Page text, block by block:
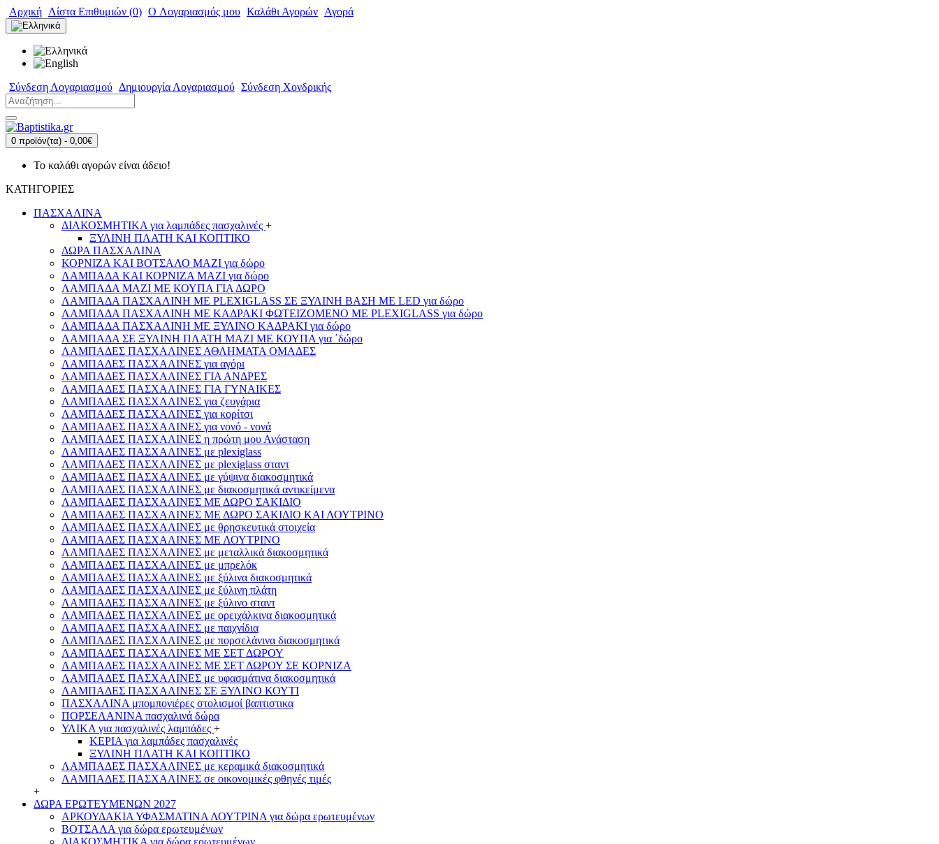
Αρχική Λίστα Επιθυμιών (0) O Λογαριασμός μου Καλάθι Αγορών Αγορά
Σύνδεση Λογαριασμού Δημιουργία Λογαριασμού Σύνδεση Χονδρικής
0 προϊόν(τα) - 0,00€
Το καλάθι αγορών είναι άδειο!
ΚΑΤΗΓΟΡΙΕΣ
ΠΑΣΧΑΛΙΝΑ
ΔΙΑΚΟΣΜΗΤΙΚΑ για λαμπάδες πασχαλινές +
ΞΥΛΙΝΗ ΠΛΑΤΗ ΚΑΙ ΚΟΠΤΙΚΟ
ΔΩΡΑ ΠΑΣΧΑΛΙΝΑ
ΚΟΡΝΙΖΑ ΚΑΙ ΒΟΤΣΑΛΟ ΜΑΖΙ για δώρο
ΛΑΜΠΑΔΑ ΚΑΙ ΚΟΡΝΙΖΑ ΜΑΖΙ για δώρο
ΛΑΜΠΑΔΑ ΜΑΖΙ ΜΕ ΚΟΥΠΑ ΓΙΑ ΔΩΡΟ
ΛΑΜΠΑΔΑ ΠΑΣΧΑΛΙΝΗ ΜΕ PLEXIGLASS ΣΕ ΞΥΛΙΝΗ ΒΑΣΗ ΜΕ LED για δώρο
ΛΑΜΠΑΔΑ ΠΑΣΧΑΛΙΝΗ ΜΕ ΚΑΔΡΑΚΙ ΦΩΤΕΙΖΟΜΕΝΟ ΜΕ PLEXIGLASS για δώρο
ΛΑΜΠΑΔΑ ΠΑΣΧΑΛΙΝΗ ΜΕ ΞΥΛΙΝΟ ΚΑΔΡΑΚΙ για δώρο
ΛΑΜΠΑΔΑ ΣΕ ΞΥΛΙΝΗ ΠΛΑΤΗ ΜΑΖΙ ΜΕ ΚΟΥΠΑ για ΄δώρο
ΛΑΜΠΑΔΕΣ ΠΑΣΧΑΛΙΝΕΣ ΑΘΛΗΜΑΤΑ ΟΜΑΔΕΣ
ΛΑΜΠΑΔΕΣ ΠΑΣΧΑΛΙΝΕΣ για αγόρι
ΛΑΜΠΑΔΕΣ ΠΑΣΧΑΛΙΝΕΣ ΓΙΑ ΑΝΔΡΕΣ
ΛΑΜΠΑΔΕΣ ΠΑΣΧΑΛΙΝΕΣ ΓΙΑ ΓΥΝΑΙΚΕΣ
ΛΑΜΠΑΔΕΣ ΠΑΣΧΑΛΙΝΕΣ για ζευγάρια
ΛΑΜΠΑΔΕΣ ΠΑΣΧΑΛΙΝΕΣ για κορίτσι
ΛΑΜΠΑΔΕΣ ΠΑΣΧΑΛΙΝΕΣ για νονό - νονά
ΛΑΜΠΑΔΕΣ ΠΑΣΧΑΛΙΝΕΣ η πρώτη μου Ανάσταση
ΛΑΜΠΑΔΕΣ ΠΑΣΧΑΛΙΝΕΣ με plexiglass
ΛΑΜΠΑΔΕΣ ΠΑΣΧΑΛΙΝΕΣ με plexiglass σταντ
ΛΑΜΠΑΔΕΣ ΠΑΣΧΑΛΙΝΕΣ με γύψινα διακοσμητικά
ΛΑΜΠΑΔΕΣ ΠΑΣΧΑΛΙΝΕΣ με διακοσμητικά αντικείμενα
ΛΑΜΠΑΔΕΣ ΠΑΣΧΑΛΙΝΕΣ ΜΕ ΔΩΡΟ ΣΑΚΙΔΙΟ
ΛΑΜΠΑΔΕΣ ΠΑΣΧΑΛΙΝΕΣ ΜΕ ΔΩΡΟ ΣΑΚΙΔΙΟ ΚΑΙ ΛΟΥΤΡΙΝΟ
ΛΑΜΠΑΔΕΣ ΠΑΣΧΑΛΙΝΕΣ με θρησκευτικά στοιχεία
ΛΑΜΠΑΔΕΣ ΠΑΣΧΑΛΙΝΕΣ ΜΕ ΛΟΥΤΡΙΝΟ
ΛΑΜΠΑΔΕΣ ΠΑΣΧΑΛΙΝΕΣ με μεταλλικά διακοσμητικά
ΛΑΜΠΑΔΕΣ ΠΑΣΧΑΛΙΝΕΣ με μπρελόκ
ΛΑΜΠΑΔΕΣ ΠΑΣΧΑΛΙΝΕΣ με ξύλινα διακοσμητικά
ΛΑΜΠΑΔΕΣ ΠΑΣΧΑΛΙΝΕΣ με ξύλινη πλάτη
ΛΑΜΠΑΔΕΣ ΠΑΣΧΑΛΙΝΕΣ με ξύλινο σταντ
ΛΑΜΠΑΔΕΣ ΠΑΣΧΑΛΙΝΕΣ με ορειχάλκινα διακοσμητικά
ΛΑΜΠΑΔΕΣ ΠΑΣΧΑΛΙΝΕΣ με παιχνίδια
ΛΑΜΠΑΔΕΣ ΠΑΣΧΑΛΙΝΕΣ με πορσελάνινα διακοσμητικά
ΛΑΜΠΑΔΕΣ ΠΑΣΧΑΛΙΝΕΣ ΜΕ ΣΕΤ ΔΩΡΟΥ
ΛΑΜΠΑΔΕΣ ΠΑΣΧΑΛΙΝΕΣ ΜΕ ΣΕΤ ΔΩΡΟΥ ΣΕ ΚΟΡΝΙΖΑ
ΛΑΜΠΑΔΕΣ ΠΑΣΧΑΛΙΝΕΣ με υφασμάτινα διακοσμητικά
ΛΑΜΠΑΔΕΣ ΠΑΣΧΑΛΙΝΕΣ ΣΕ ΞΥΛΙΝΟ ΚΟΥΤΙ
ΠΑΣΧΑΛΙΝΑ μπομπονιέρες στολισμοί βαπτιστικα
ΠΟΡΣΕΛΑΝΙΝΑ πασχαλινά δώρα
ΥΛΙΚΑ για πασχαλινές λαμπάδες +
ΚΕΡΙΑ για λαμπάδες πασχαλινές
ΞΥΛΙΝΗ ΠΛΑΤΗ ΚΑΙ ΚΟΠΤΙΚΟ
ΛΑΜΠΑΔΕΣ ΠΑΣΧΑΛΙΝΕΣ με κεραμικά διακοσμητικά
ΛΑΜΠΑΔΕΣ ΠΑΣΧΑΛΙΝΕΣ σε οικονομικές φθηνές τιμές
+
ΔΩΡΑ ΕΡΩΤΕΥΜΕΝΩΝ 2027
ΑΡΚΟΥΔΑΚΙΑ ΥΦΑΣΜΑΤΙΝΑ ΛΟΥΤΡΙΝΑ για δώρα ερωτευμένων
ΒΟΤΣΑΛΑ για δώρα ερωτευμένων
ΔΙΑΚΟΣΜΗΤΙΚΑ για δώρα ερωτευμένων